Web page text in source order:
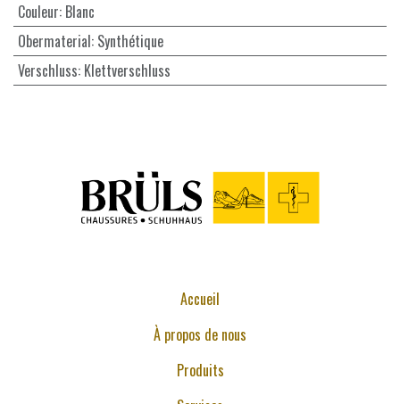
Couleur: Blanc
Obermaterial: Synthétique
Verschluss: Klettverschluss
Accueil
À propos de nous
Produits